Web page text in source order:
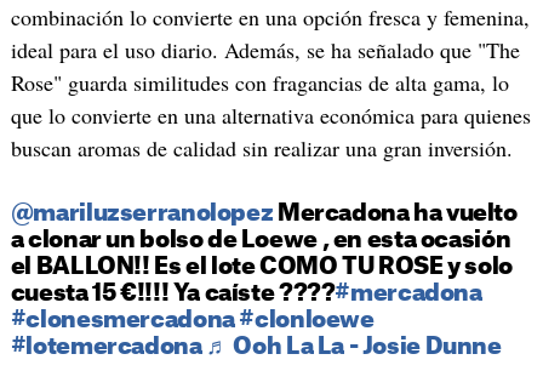
combinación lo convierte en una opción fresca y femenina,
ideal para el uso diario. Además, se ha señalado que "The
Rose" guarda similitudes con fragancias de alta gama, lo
que lo convierte en una alternativa económica para quienes
buscan aromas de calidad sin realizar una gran inversión.
@mariluzserranolopez Mercadona ha vuelto
a clonar un bolso de Loewe , en esta ocasión
el BALLON!! Es el lote COMO TU ROSE y solo
cuesta 15 €!!!! Ya caíste ????#mercadona
#clonesmercadona #clonloewe
#lotemercadona ♬ Ooh La La - Josie Dunne